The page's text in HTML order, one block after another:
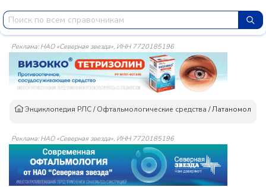
Реклама: НАО «Северная звезда», ИНН 7720185196
Энциклопедия РЛС/Офтальмологические средства /Латаномол
Реклама: НАО «Северная звезда», ИНН 7720185196